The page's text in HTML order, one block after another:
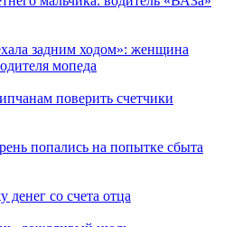
задним ходом»: женщина
мопеда
поверить счетчики
попались на попытке сбыта
денег со счета отца